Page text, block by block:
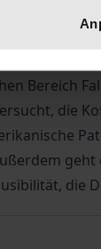
"Patient
für
der
Bereich
die